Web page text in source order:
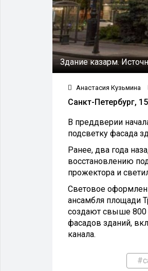
Здание казарм.
Анастасия Кузьмина
Санкт-Петербург,
В преддверии
подсветку фасада
Ранее, два года
восстановлению
прожектора и
Световое
ансамбля площади
создают свыше 800
фасадов зданий,
канала.